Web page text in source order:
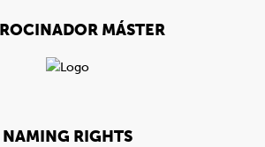
MÁSTER
NAMING RIGHTS